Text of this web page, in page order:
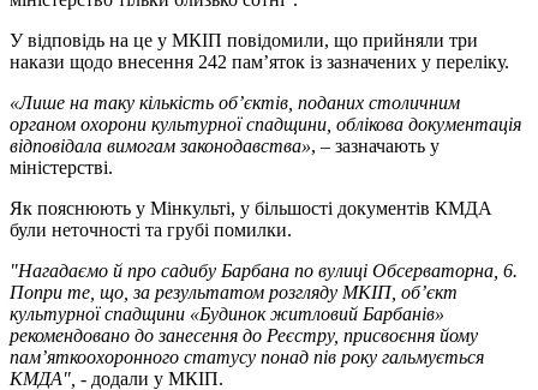
У відповідь на це у МКІП повідомили, що прийняли три
накази щодо внесення 242 пам’яток із зазначених у переліку.
«Лише на таку кількість обʼєктів, поданих столичним
органом охорони культурної спадщини, облікова документація
відповідала вимогам законодавства», – зазначають у
міністерстві.
Як пояснюють у Мінкульті, у більшості документів КМДА
були неточності та грубі помилки.
"Нагадаємо й про садибу Барбана по вулиці Обсерваторна, 6.
Попри те, що, за результатом розгляду МКІП, об’єкт
культурної спадщини «Будинок житловий Барбанів»
рекомендовано до занесення до Реєстру, присвоєння йому
пам’яткоохоронного статусу понад пів року гальмується
КМДА", - додали у МКІП.